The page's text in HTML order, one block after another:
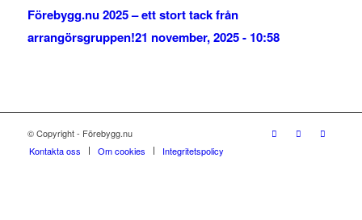
Förebygg.nu 2025 – ett stort tack från
arrangörsgruppen!21 november, 2025 - 10:58
© Copyright - Förebygg.nu
Kontakta oss
Om cookies Integritetspolicy